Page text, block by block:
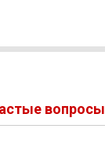
вопросы